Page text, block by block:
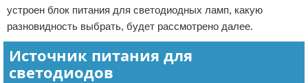
устроен блок питания для светодиодных ламп, какую
разновидность выбрать, будет рассмотрено далее.
Источник питания для
светодиодов